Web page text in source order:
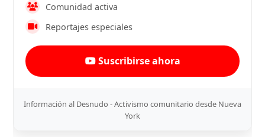
Comunidad activa
Reportajes especiales
Suscribirse ahora
Información al Desnudo - Activismo comunitario desde Nueva
York